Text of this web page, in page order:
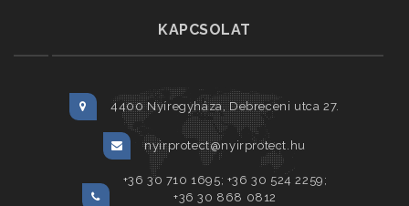
KAPCSOLAT
4400 Nyíregyháza, Debreceni utca 27.
nyirprotect@nyirprotect.hu
+36 30 710 1695; +36 30 524 2259;
+36 30 868 0812